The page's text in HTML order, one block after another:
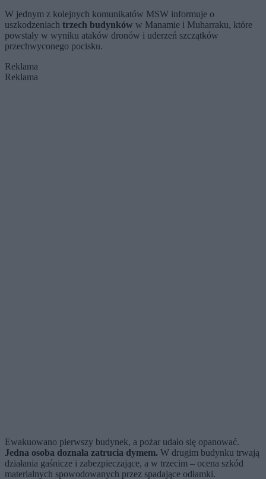
W jednym z kolejnych komunikatów MSW informuje o
uszkodzeniach trzech budynków w Manamie i Muharraku, które
powstały w wyniku ataków dronów i uderzeń szczątków
przechwyconego pocisku.
Reklama
Reklama
Ewakuowano pierwszy budynek, a pożar udało się opanować.
Jedna osoba doznała zatrucia dymem. W drugim budynku trwają
działania gaśnicze i zabezpieczające, a w trzecim – ocena szkód
materialnych spowodowanych przez spadające odłamki.